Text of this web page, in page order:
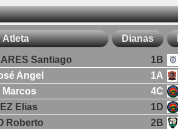
Atleta Dianas
Santiago
1B
Angel
1A
Marcos
4C
Elias
1D
Roberto
2B